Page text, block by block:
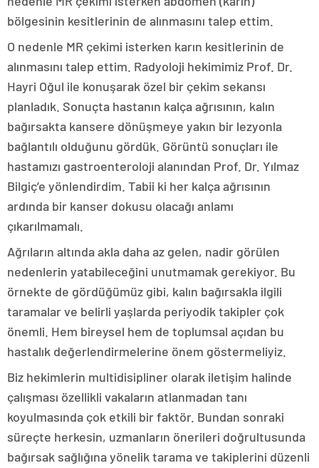
bölgesinin kesitlerinin de alınmasını talep ettim.
O nedenle MR çekimi isterken karın kesitlerinin de
alınmasını talep ettim. Radyoloji hekimimiz Prof. Dr.
Hayri Oğul ile konuşarak özel bir çekim sekansı
planladık. Sonuçta hastanın kalça ağrısının, kalın
bağırsakta kansere dönüşmeye yakın bir lezyonla
bağlantılı olduğunu gördük. Görüntü sonuçları ile
hastamızı gastroenteroloji alanından Prof. Dr. Yılmaz
Bilgiç’e yönlendirdim. Tabii ki her kalça ağrısının
ardında bir kanser dokusu olacağı anlamı
çıkarılmamalı.
Ağrıların altında akla daha az gelen, nadir görülen
nedenlerin yatabileceğini unutmamak gerekiyor. Bu
örnekte de gördüğümüz gibi, kalın bağırsakla ilgili
taramalar ve belirli yaşlarda periyodik takipler çok
önemli. Hem bireysel hem de toplumsal açıdan bu
hastalık değerlendirmelerine önem göstermeliyiz.
Biz hekimlerin multidisipliner olarak iletişim halinde
çalışması özellikli vakaların atlanmadan tanı
koyulmasında çok etkili bir faktör. Bundan sonraki
süreçte herkesin, uzmanların önerileri doğrultusunda
bağırsak sağlığına yönelik tarama ve takiplerini düzenli